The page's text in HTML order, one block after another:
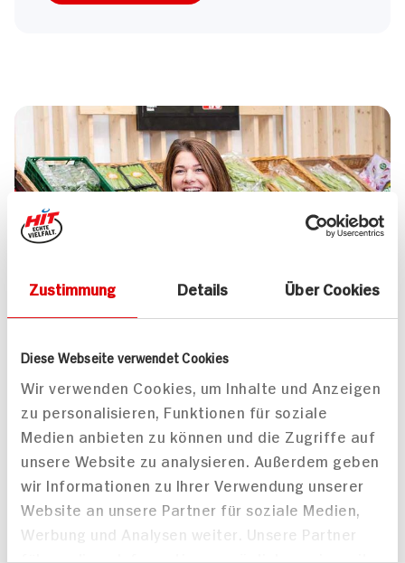
Zustimmung Details Über Cookies
Diese Webseite verwendet Cookies
Wir verwenden Cookies, um Inhalte und Anzeigen
zu personalisieren, Funktionen für soziale
Medien anbieten zu können und die Zugriffe auf
unsere Website zu analysieren. Außerdem geben
wir Informationen zu Ihrer Verwendung unserer
Website an unsere Partner für soziale Medien,
Werbung und Analysen weiter. Unsere Partner
führen diese Informationen möglicherweise mit
UNSER 7 SERVICE-VERSPRECHEN
Wir geben für Sie täglich unser
Bestes. Versprochen!
Unser Anspruch ist es, dass Ihr Einkauf bei uns
jedes Mal zum Vergnügen wird. Dafür legen
wir uns jeden Tag ins Zeug. Verlässliche
Qualität, Frische und Herkunft unserer
Produkte, entspannteres Einkaufen, bester